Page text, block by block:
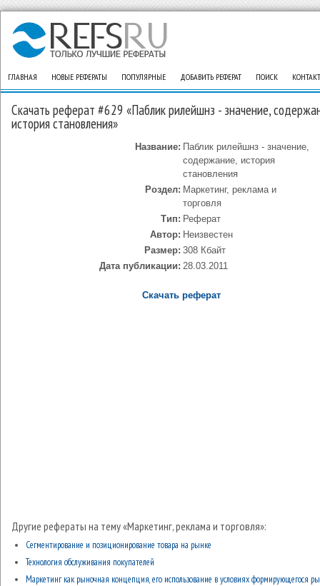
ГЛАВНАЯ НОВЫЕ РЕФЕРАТЫ ПОПУЛЯРНЫЕ ДОБАВИТЬ РЕФЕРАТ ПОИСК
Скачать реферат #629 «Паблик рилейшнз - значение,
история становления»
Название: Паблик рилейшнз - значение,
содержание, история
становления
Роздел: Маркетинг, реклама и
торговля
Тип: Реферат
Автор: Неизвестен
Размер: 308 Кбайт
Дата публикации: 28.03.2011
Скачать реферат
Другие рефераты на тему «Маркетинг, реклама и торговля»:
Сегментирование и позиционирование товара на рынке
Технология обслуживания покупателей
Маркетинг как рыночная концепция, его использование в условиях формирующегося